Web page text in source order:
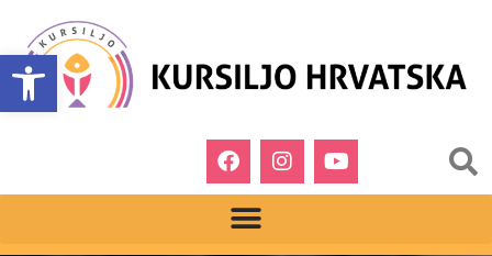
Open toolbar